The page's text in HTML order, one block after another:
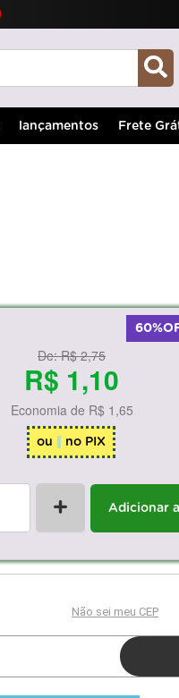
lançamentos Frete
De:R$ 2,75
R$ 1,10
Economia de R$ 1,65
ou no PIX
+ Adicionar